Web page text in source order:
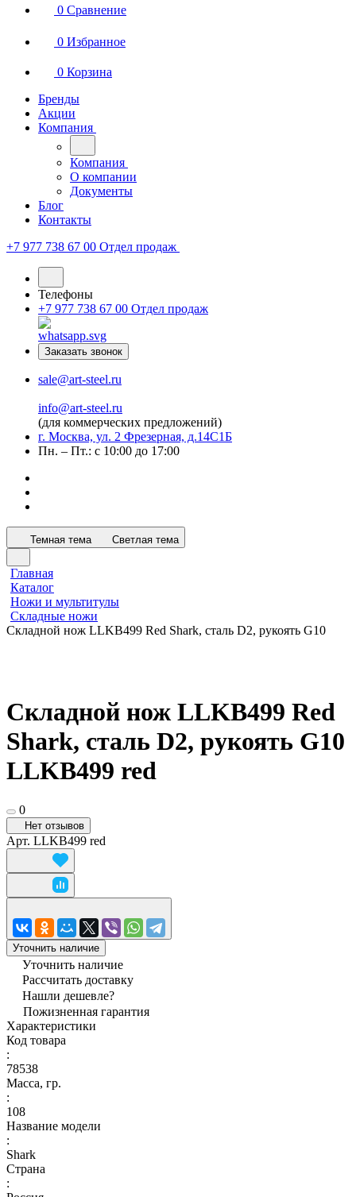
0 Сравнение
0 Избранное
0 Корзина
Бренды
Акции
Компания
Компания
О компании
Документы
Блог
Контакты
+7 977 738 67 00 Отдел продаж
Телефоны
+7 977 738 67 00 Отдел продаж
Заказать звонок
sale@art-steel.ru
info@art-steel.ru
(для коммерческих предложений)
г. Москва, ул. 2 Фрезерная, д.14С1Б
Пн. – Пт.: с 10:00 до 17:00
Темная тема Светлая тема
Главная
Каталог
Ножи и мультитулы
Складные ножи
Складной нож LLKB499 Red Shark, сталь D2, рукоять G10
Складной нож LLKB499 Red
Shark, сталь D2, рукоять G10
LLKB499 red
0
Нет отзывов
Арт. LLKB499 red
Уточнить наличие
Уточнить наличие
Рассчитать доставку
Нашли дешевле?
Пожизненная гарантия
Характеристики
Код товара
:
78538
Масса, гр.
:
108
Название модели
:
Shark
Страна
: